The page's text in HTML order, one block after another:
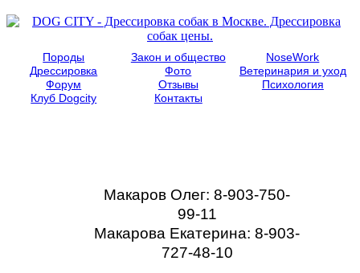
Породы Закон и общество
NoseWork
Дрессировка
Фото
Ветеринария и уход
Форум
Отзывы
Психология
Клуб Dogcity
Контакты
Макаров Олег: 8-903-750-
99-11
Макарова Екатерина: 8-903-
727-48-10